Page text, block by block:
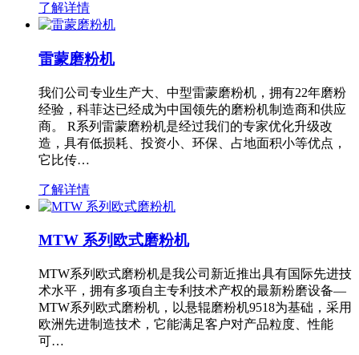
了解详情
雷蒙磨粉机
我们公司专业生产大、中型雷蒙磨粉机，拥有22年磨粉
经验，科菲达已经成为中国领先的磨粉机制造商和供应
商。 R系列雷蒙磨粉机是经过我们的专家优化升级改
造，具有低损耗、投资小、环保、占地面积小等优点，
它比传…
了解详情
MTW 系列欧式磨粉机
MTW系列欧式磨粉机是我公司新近推出具有国际先进技
术水平，拥有多项自主专利技术产权的最新粉磨设备—
MTW系列欧式磨粉机，以悬辊磨粉机9518为基础，采用
欧洲先进制造技术，它能满足客户对产品粒度、性能
可…